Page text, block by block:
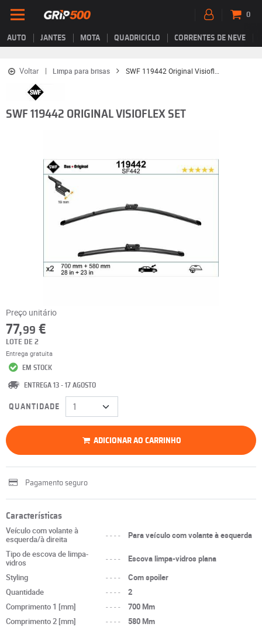
AUTO JANTES MOTA QUADRICICLO CORRENTES DE NEVE
0
Voltar Limpa para brisas
SWF 119442 ORIGINAL VISIOFLEX SET
Preço unitário
77,99 €
LOTE DE 2
Entrega gratuita
EM STOCK
ENTREGA 13 - 17 AGOSTO
QUANTIDADE
ADICIONAR AO CARRINHO
Pagamento seguro
Características
Veículo com volante à
esquerda/à direita
----
Para veículo com volante à esquerda
Tipo de escova de limpa-
vidros
----
Escova limpa-vidros plana
Styling
----
Com spoiler
Quantidade
----
2
Comprimento 1 [mm]
----
700 Mm
Comprimento 2 [mm]
----
580 Mm